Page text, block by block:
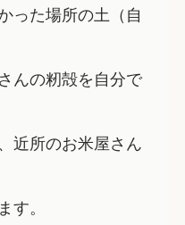
った場所の土（自
んの籾殻を自分で
近所のお米屋さん
。